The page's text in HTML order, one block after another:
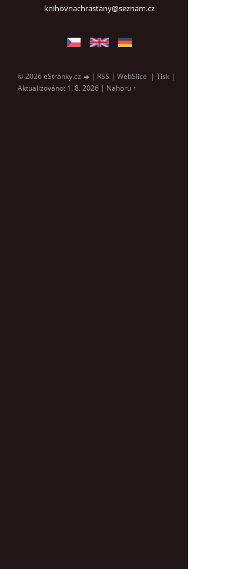
knihovnachrastany@seznam.cz
© 2026 eStránky.cz | RSS | WebSlice | Tisk |
Aktualizováno: 1. 8. 2026 | Nahoru ↑